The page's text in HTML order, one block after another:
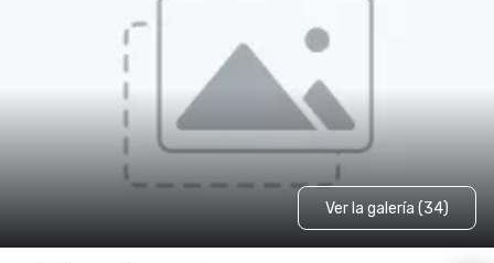
Ver la galería (34)